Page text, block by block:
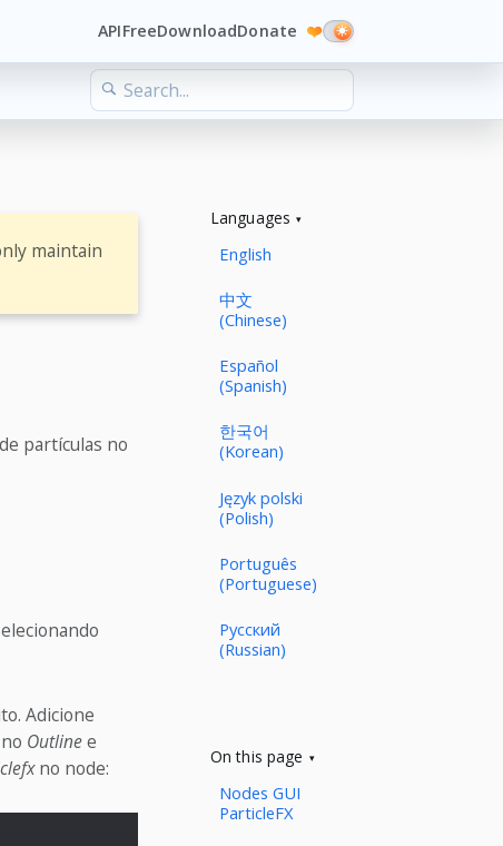
APIFreeDownloadDonate ❤️
maintain
partículas no
Adicione
Outlinee
no node:
Languages
English
中文
(Chinese)
Español
(Spanish)
한국어
(Korean)
Język polski
(Polish)
Português
(Portuguese)
Русский
(Russian)
On this page
Nodes GUI
ParticleFX